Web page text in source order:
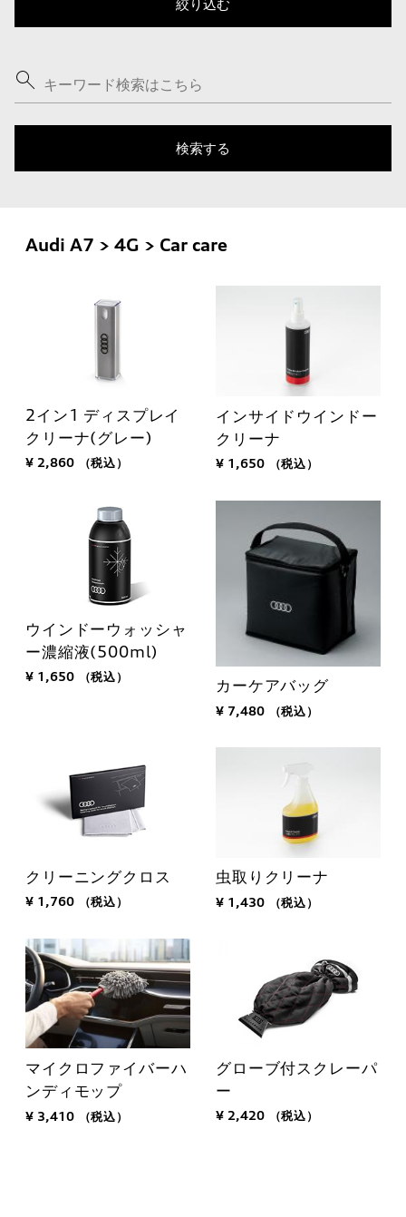
Audi A7 > 4G > Car care
2イン1 ディスプレイ
クリーナ(グレー)
¥ 2,860 （税込）
インサイドウインドー
クリーナ
¥ 1,650 （税込）
ウインドーウォッシャ
ー濃縮液(500ml)
¥ 1,650 （税込） カーケアバッグ
¥ 7,480 （税込）
クリーニングクロス
¥ 1,760 （税込）
虫取りクリーナ
¥ 1,430 （税込）
マイクロファイバーハ
ンディモップ
¥ 3,410 （税込）
グローブ付スクレーパ
ー
¥ 2,420 （税込）